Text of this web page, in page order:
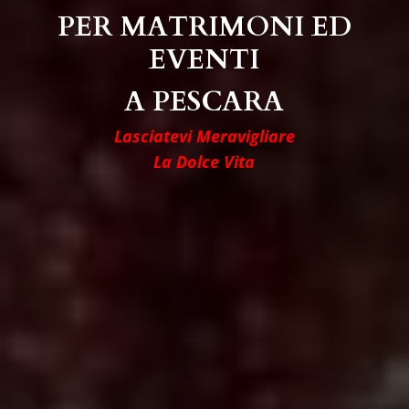
PER MATRIMONI ED
EVENTI
A PESCARA
Lasciatevi Meravigliare
La Dolce Vita